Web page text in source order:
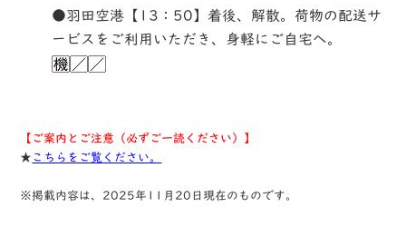
●羽田空港【13：50】着後、解散。荷物の配送サ
ービスをご利用いただき、身軽にご自宅へ。
【ご案内とご注意（必ずご一読ください）】
★ こちらをご覧ください。
※掲載内容は、2025年11月20日現在のものです。